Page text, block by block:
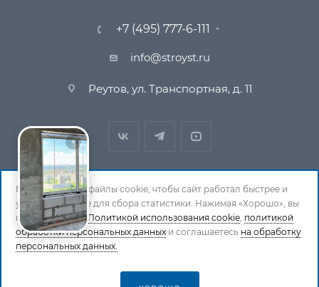
+7 (495) 777-6-111
info@stroyst.ru
Реутов, ул. Транспортная, д. 11
© 1994-2026 СтройСистема. Все права защищены. При
копировании материалов ссылка на страницу-
источник обязательна.
Мы используем файлы cookie, чтобы сайт работал быстрее и
удобнее, а также для сбора статистики. Нажимая «Хорошо», вы
соглашаетесь сПолитикой использования cookie, политикой
обработки персональных данных и соглашаетесь на обработку
персональных данных.